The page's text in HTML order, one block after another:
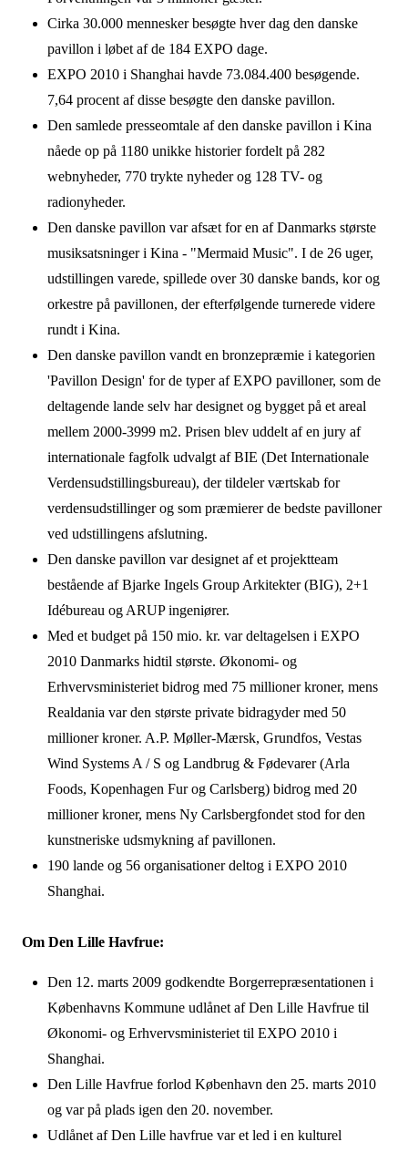
Cirka 30.000 mennesker besøgte hver dag den danske
pavillon i løbet af de 184 EXPO dage.
EXPO 2010 i Shanghai havde 73.084.400 besøgende.
7,64 procent af disse besøgte den danske pavillon.
Den samlede presseomtale af den danske pavillon i Kina
nåede op på 1180 unikke historier fordelt på 282
webnyheder, 770 trykte nyheder og 128 TV- og
radionyheder.
Den danske pavillon var afsæt for en af Danmarks største
musiksatsninger i Kina - "Mermaid Music". I de 26 uger,
udstillingen varede, spillede over 30 danske bands, kor og
orkestre på pavillonen, der efterfølgende turnerede videre
rundt i Kina.
Den danske pavillon vandt en bronzepræmie i kategorien
'Pavillon Design' for de typer af EXPO pavilloner, som de
deltagende lande selv har designet og bygget på et areal
mellem 2000-3999 m2. Prisen blev uddelt af en jury af
internationale fagfolk udvalgt af BIE (Det Internationale
Verdensudstillingsbureau), der tildeler værtskab for
verdensudstillinger og som præmierer de bedste pavilloner
ved udstillingens afslutning.
Den danske pavillon var designet af et projektteam
bestående af Bjarke Ingels Group Arkitekter (BIG), 2+1
Idébureau og ARUP ingeniører.
Med et budget på 150 mio. kr. var deltagelsen i EXPO
2010 Danmarks hidtil største. Økonomi- og
Erhvervsministeriet bidrog med 75 millioner kroner, mens
Realdania var den største private bidragyder med 50
millioner kroner. A.P. Møller-Mærsk, Grundfos, Vestas
Wind Systems A / S og Landbrug & Fødevarer (Arla
Foods, Kopenhagen Fur og Carlsberg) bidrog med 20
millioner kroner, mens Ny Carlsbergfondet stod for den
kunstneriske udsmykning af pavillonen.
190 lande og 56 organisationer deltog i EXPO 2010
Shanghai.
Om Den Lille Havfrue:
Den 12. marts 2009 godkendte Borgerrepræsentationen i
Københavns Kommune udlånet af Den Lille Havfrue til
Økonomi- og Erhvervsministeriet til EXPO 2010 i
Shanghai.
Den Lille Havfrue forlod København den 25. marts 2010
og var på plads igen den 20. november.
Udlånet af Den Lille havfrue var et led i en kulturel